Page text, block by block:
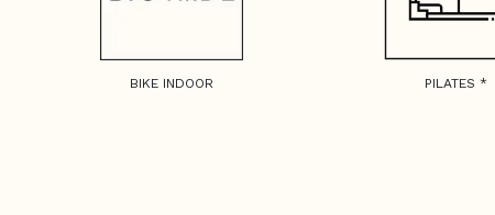
BIKE INDOOR PILATES *